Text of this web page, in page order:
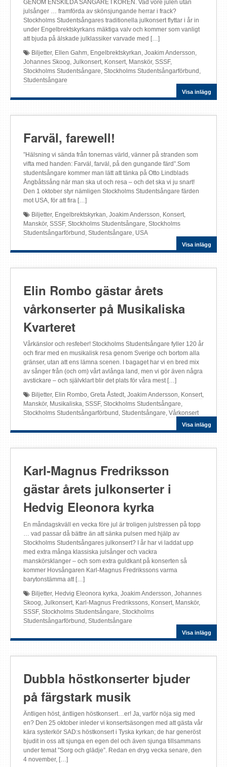
GENOM ENSKILDA SÅNGARE I KÖREN. Vad vore julen utan
julsånger … framförda av skönsjungande herrar i frack?
Stockholms Studentsångares traditionella julkonsert flyttar i år in
under Engelbrektskyrkans mäktiga valv och kommer som vanligt
att bjuda på älskade julklassiker varvade med […]
Visa inlägg
Biljetter, Ellen Gahm, Engelbrektskyrkan, Joakim Andersson,
Johannes Skoog, Julkonsert, Konsert, Manskör, SSSF,
Stockholms Studentsångare, Stockholms Studentsångarförbund ,
Studentsångare
Farväl, farewell!
”Hälsning vi sända från tonernas värld, vänner på stranden som
vifta med handen: Farväl, farväl, på den gungande färd”.Som
studentsångare kommer man lätt att tänka på Otto Lindblads
Ångbåtssång när man ska ut och resa – och det ska vi ju snart!
Den 1 oktober styr nämligen Stockholms Studentsångare färden
mot USA, för att fira […]
Visa inlägg
Biljetter, Engelbrektskyrkan, Joakim Andersson, Konsert,
Manskör, SSSF, Stockholms Studentsångare, Stockholms
Studentsångarförbund , Studentsångare, USA
Elin Rombo gästar årets
vårkonserter på Musikaliska
Kvarteret
Vårkänslor och resfeber! Stockholms Studentsångare fyller 120 år
och firar med en musikalisk resa genom Sverige och bortom alla
gränser, utan att ens lämna scenen. I bagaget har vi en bred mix
av sånger från (och om) vårt avlånga land, men vi gör även några
avstickare – och självklart blir det plats för våra mest […]
Visa inlägg
Biljetter, Elin Rombo, Greta Åstedt, Joakim Andersson, Konsert,
Manskör, Musikaliska, SSSF, Stockholms Studentsångare,
Stockholms Studentsångarförbund , Studentsångare, Vårkonsert
Karl-Magnus Fredriksson
gästar årets julkonserter i
Hedvig Eleonora kyrka
En måndagskväll en vecka före jul är troligen julstressen på topp
… vad passar då bättre än att sänka pulsen med hjälp av
Stockholms Studentsångares julkonsert? I år har vi laddat upp
med extra många klassiska julsånger och vackra
manskörsklanger – och som extra guldkant på konserten så
kommer Hovsångaren Karl-Magnus Fredrikssons varma
barytonstämma att […]
Visa inlägg
Biljetter, Hedvig Eleonora kyrka Joakim Andersson Johannes
Skoog Julkonsert Karl-Magnus Fredrikssons Konsert Manskör,
SSSF, Stockholms Studentsångare Stockholms
Studentsångarförbund Studentsångare
Dubbla höstkonserter bjuder
på färgstark musik
Äntligen höst, äntligen höstkonsert…er! Ja, varför nöja sig med
en? Den 25 oktober inleder vi konsertsäsongen med att gästa vår
kära systerkör SAD:s höstkonsert i Tyska kyrkan; de har generöst
bjudit in oss att sjunga en egen del och även sjunga tillsammans
under temat ”Sorg och glädje”. Redan en dryg vecka senare, den
4 november, […]